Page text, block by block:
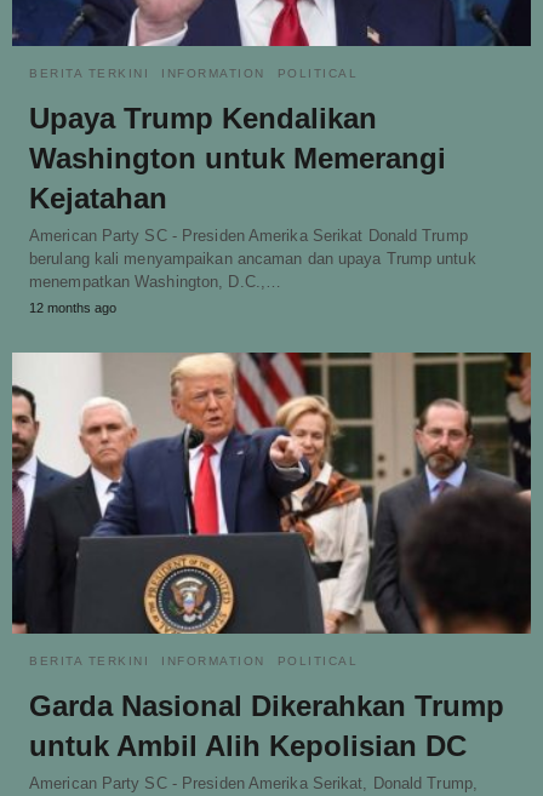
BERITA TERKINI INFORMATION POLITICAL
Upaya Trump Kendalikan
Washington untuk Memerangi
Kejatahan
American Party SC - Presiden Amerika Serikat Donald Trump
berulang kali menyampaikan ancaman dan upaya Trump untuk
menempatkan Washington, D.C.,…
12 months ago
BERITA TERKINI INFORMATION POLITICAL
Garda Nasional Dikerahkan Trump
untuk Ambil Alih Kepolisian DC
American Party SC - Presiden Amerika Serikat, Donald Trump,